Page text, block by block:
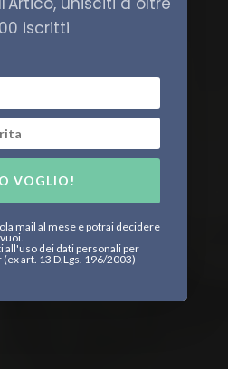
di quattro
di Franklin
iscritti
VOGLIO!
mail al mese e potrai decidere
dei dati personali per
art. 13 D.Lgs. 196/2003)